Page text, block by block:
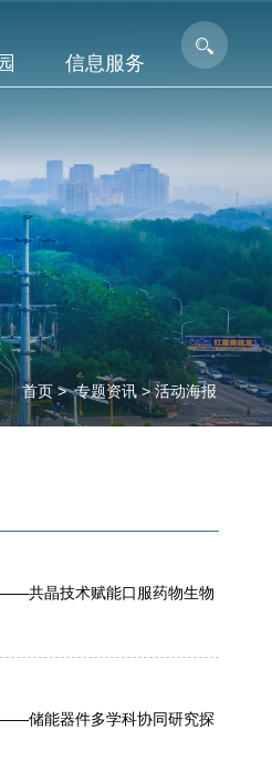
信息服务
首页 > 专题资讯 > 活动海报
共晶技术赋能口服药物生物
储能器件多学科协同研究探